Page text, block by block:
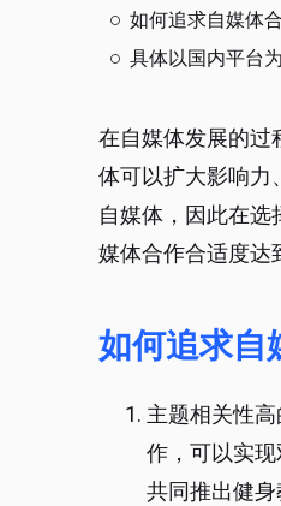
如何追求自媒体
具体以国内平台
在自媒体发展的过
体可以扩大影响力
自媒体，因此在
媒体合作合适度达
如何追求自
主题相关性
作，可以实
共同推出健